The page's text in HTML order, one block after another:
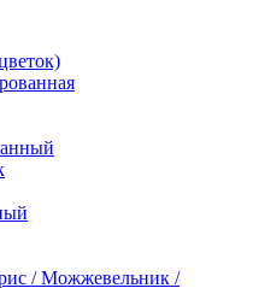
/ Можжевельник /